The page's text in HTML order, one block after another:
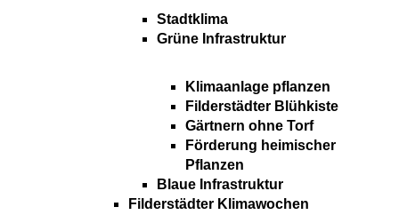
Stadtklima
Grüne Infrastruktur
Klimaanlage pflanzen
Filderstädter Blühkiste
Gärtnern ohne Torf
Förderung heimischer
Pflanzen
Blaue Infrastruktur
Filderstädter Klimawochen